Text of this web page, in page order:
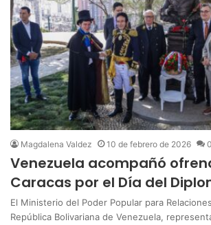
Magdalena Valdez 10 de febrero de 2026 0
Venezuela acompañó
Caracas por el Día del
El Ministerio del Poder Popular para
República Bolivariana de Venezuela,